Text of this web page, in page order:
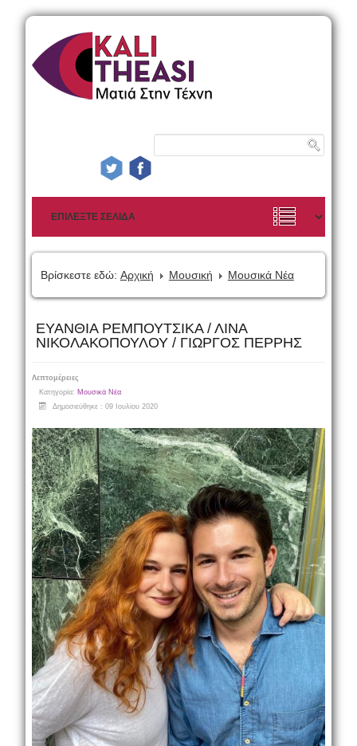
Βρίσκεστε εδώ: Αρχική Μουσική Μουσικά Νέα
ΕΥΑΝΘΙΑ ΡΕΜΠΟΥΤΣΙΚΑ / ΛΙΝΑ
ΝΙΚΟΛΑΚΟΠΟΥΛΟΥ / ΓΙΩΡΓΟΣ ΠΕΡΡΗΣ
Λεπτομέρειες
Κατηγορία: Μουσικά Νέα
Δημοσιεύθηκε : 09 Ιουλίου 2020